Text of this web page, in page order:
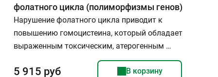
фолатного цикла (полиморфизмы генов)
Нарушение фолатного цикла приводит к
повышению гомоцистеина, который обладает
выраженным токсическим, атерогенным …
5 915 руб В корзину